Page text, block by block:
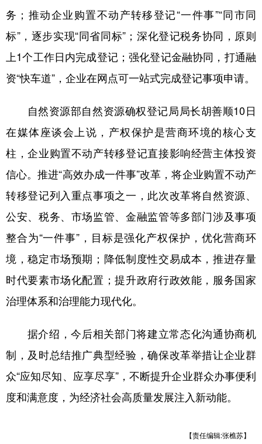
公益 一带一路 亚太网 上市公司
文化产业
地方频道
北京 天津 河北 山西
辽宁 吉林 上海 江苏
浙江 安徽 福建 江西
四川 贵州 云南 西藏
陕西 甘肃 青海 宁夏
新疆 内蒙古 黑龙江
English Español Français عربى
Русский язык 日本語 한국어
Deutsch Português
务；推动企业购置不动产转移登记“一件事”“同市同
标”，逐步实现“同省同标”；深化登记税务协同，原则
上1个工作日内完成登记；强化登记金融协同，打通融
资“快车道”，企业在网点可一站式完成登记事项申请。
自然资源部自然资源确权登记局局长胡善顺10日
在媒体座谈会上说，产权保护是营商环境的核心支
柱，企业购置不动产转移登记直接影响经营主体投资
信心。推进“高效办成一件事”改革，将企业购置不动产
转移登记列入重点事项之一，此次改革将自然资源、
公安、税务、市场监管、金融监管等多部门涉及事项
整合为“一件事”，目标是强化产权保护，优化营商环
境，稳定市场预期；降低制度性交易成本，推进存量
时代要素市场化配置；提升政府行政效能，服务国家
治理体系和治理能力现代化。
据介绍，今后相关部门将建立常态化沟通协商机
制，及时总结推广典型经验，确保改革举措让企业群
众“应知尽知、应享尽享”，不断提升企业群众办事便利
度和满意度，为经济社会高质量发展注入新动能。
【责任编辑:张樵苏】